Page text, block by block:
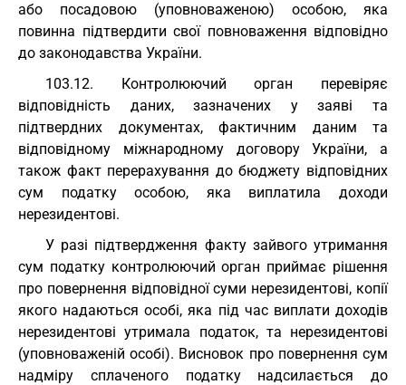
або посадовою (уповноваженою) особою, яка
повинна підтвердити свої повноваження відповідно
до законодавства України.
103.12. Контролюючий орган перевіряє
відповідність даних, зазначених у заяві та
підтвердних документах, фактичним даним та
відповідному міжнародному договору України, а
також факт перерахування до бюджету відповідних
сум податку особою, яка виплатила доходи
нерезидентові.
У разі підтвердження факту зайвого утримання
сум податку контролюючий орган приймає рішення
про повернення відповідної суми нерезидентові, копії
якого надаються особі, яка під час виплати доходів
нерезидентові утримала податок, та нерезидентові
(уповноваженій особі). Висновок про повернення сум
надміру сплаченого податку надсилається до